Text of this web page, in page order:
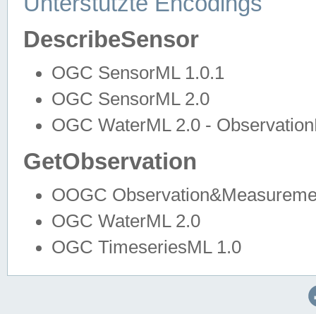
DescribeSensor
OGC SensorML 1.0.1
OGC SensorML 2.0
OGC WaterML 2.0 -
GetObservation
OOGC
OGC WaterML 2.0
OGC TimeseriesML 1.0